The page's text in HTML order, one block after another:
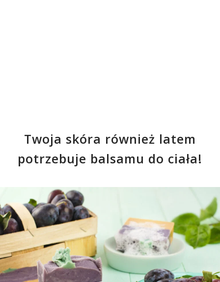
Twoja skóra również latem
potrzebuje balsamu do ciała!